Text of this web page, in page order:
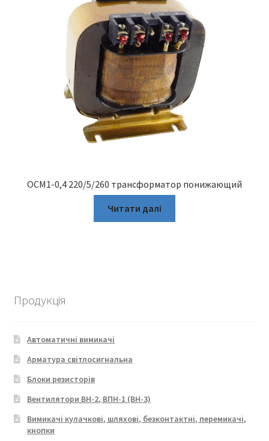
ОСМ1-0,4 220/5/260 трансформатор понижающий
Читати далі
Продукція
Автоматичні вимикачі
Арматура світлосигнальна
Блоки резисторів
Вентилятори ВН-2, ВПН-1 (ВН-3)
Вимикачі кулачкові, шляхові, безконтактні, перемикачі,
кнопки